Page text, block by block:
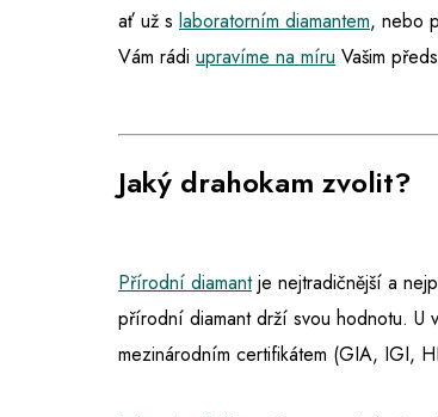
ať už s laboratorním diamantem, nebo
Vám rádi upravíme na míru Vašim
Jaký drahokam zvolit?
Přírodní diamantje nejtradičnější a
přírodní diamant drží svou hodnotu. U
mezinárodním certifikátem (GIA, IGI,